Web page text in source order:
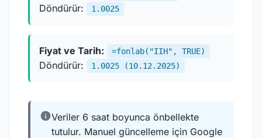
Döndürür: 1.0025
Fiyat ve Tarih: =fonlab("IIH", TRUE)
Döndürür: 1.0025 (10.12.2025)
infoVeriler 6 saat boyunca önbellekte
tutulur. Manuel güncelleme için Google